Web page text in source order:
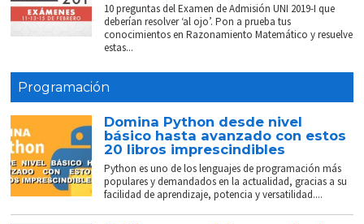
10 preguntas del Examen de Admisión UNI 2019-I que
deberían resolver ‘al ojo’. Pon a prueba tus
conocimientos en Razonamiento Matemático y resuelve
estas...
Programación
Domina Python desde nivel
básico hasta avanzado con estos
20 libros imprescindibles
Python es uno de los lenguajes de programación más
populares y demandados en la actualidad, gracias a su
facilidad de aprendizaje, potencia y versatilidad....